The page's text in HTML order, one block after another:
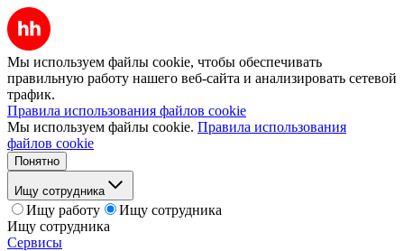
Мы используем файлы cookie, чтобы обеспечивать
правильную работу нашего веб-сайта и анализировать сетевой
трафик.
Правила использования файлов cookie
Мы используем файлы cookie. Правила использования
файлов cookie
Понятно
Ищу сотрудника
Ищу работу
Ищу сотрудника
Ищу сотрудника
Сервисы